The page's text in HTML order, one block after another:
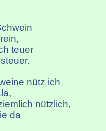
teuer
nütz ich
nützlich,
da